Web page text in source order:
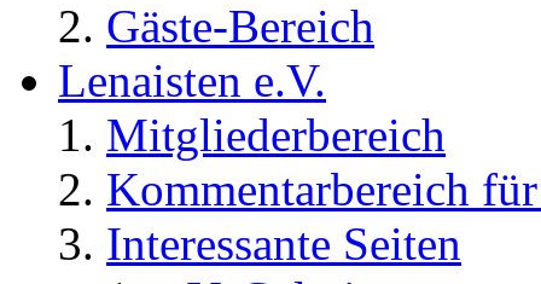
Gäste-Bereich
Lenaisten e.V.
Mitgliederbereich
Kommentarbereich
Interessante Seiten